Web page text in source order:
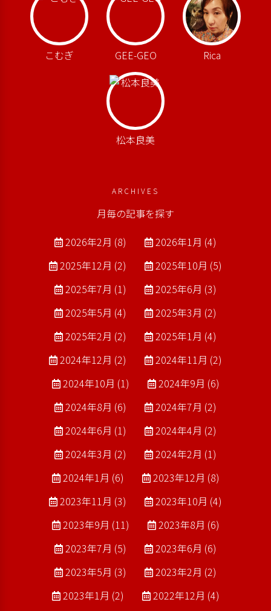
こむぎ GEE-GEO Rica
松本良美
ARCHIVES
月毎の記事を探す
2026年2月 (8)
2026年1月 (4)
2025年12月 (2)
2025年10月 (5)
2025年7月 (1)
2025年6月 (3)
2025年5月 (4)
2025年3月 (2)
2025年2月 (2)
2025年1月 (4)
2024年12月 (2)
2024年11月 (2)
2024年10月 (1)
2024年9月 (6)
2024年8月 (6)
2024年7月 (2)
2024年6月 (1)
2024年4月 (2)
2024年3月 (2)
2024年2月 (1)
2024年1月 (6)
2023年12月 (8)
2023年11月 (3)
2023年10月 (4)
2023年9月 (11)
2023年8月 (6)
2023年7月 (5)
2023年6月 (6)
2023年5月 (3)
2023年2月 (2)
2023年1月 (2)
2022年12月 (4)